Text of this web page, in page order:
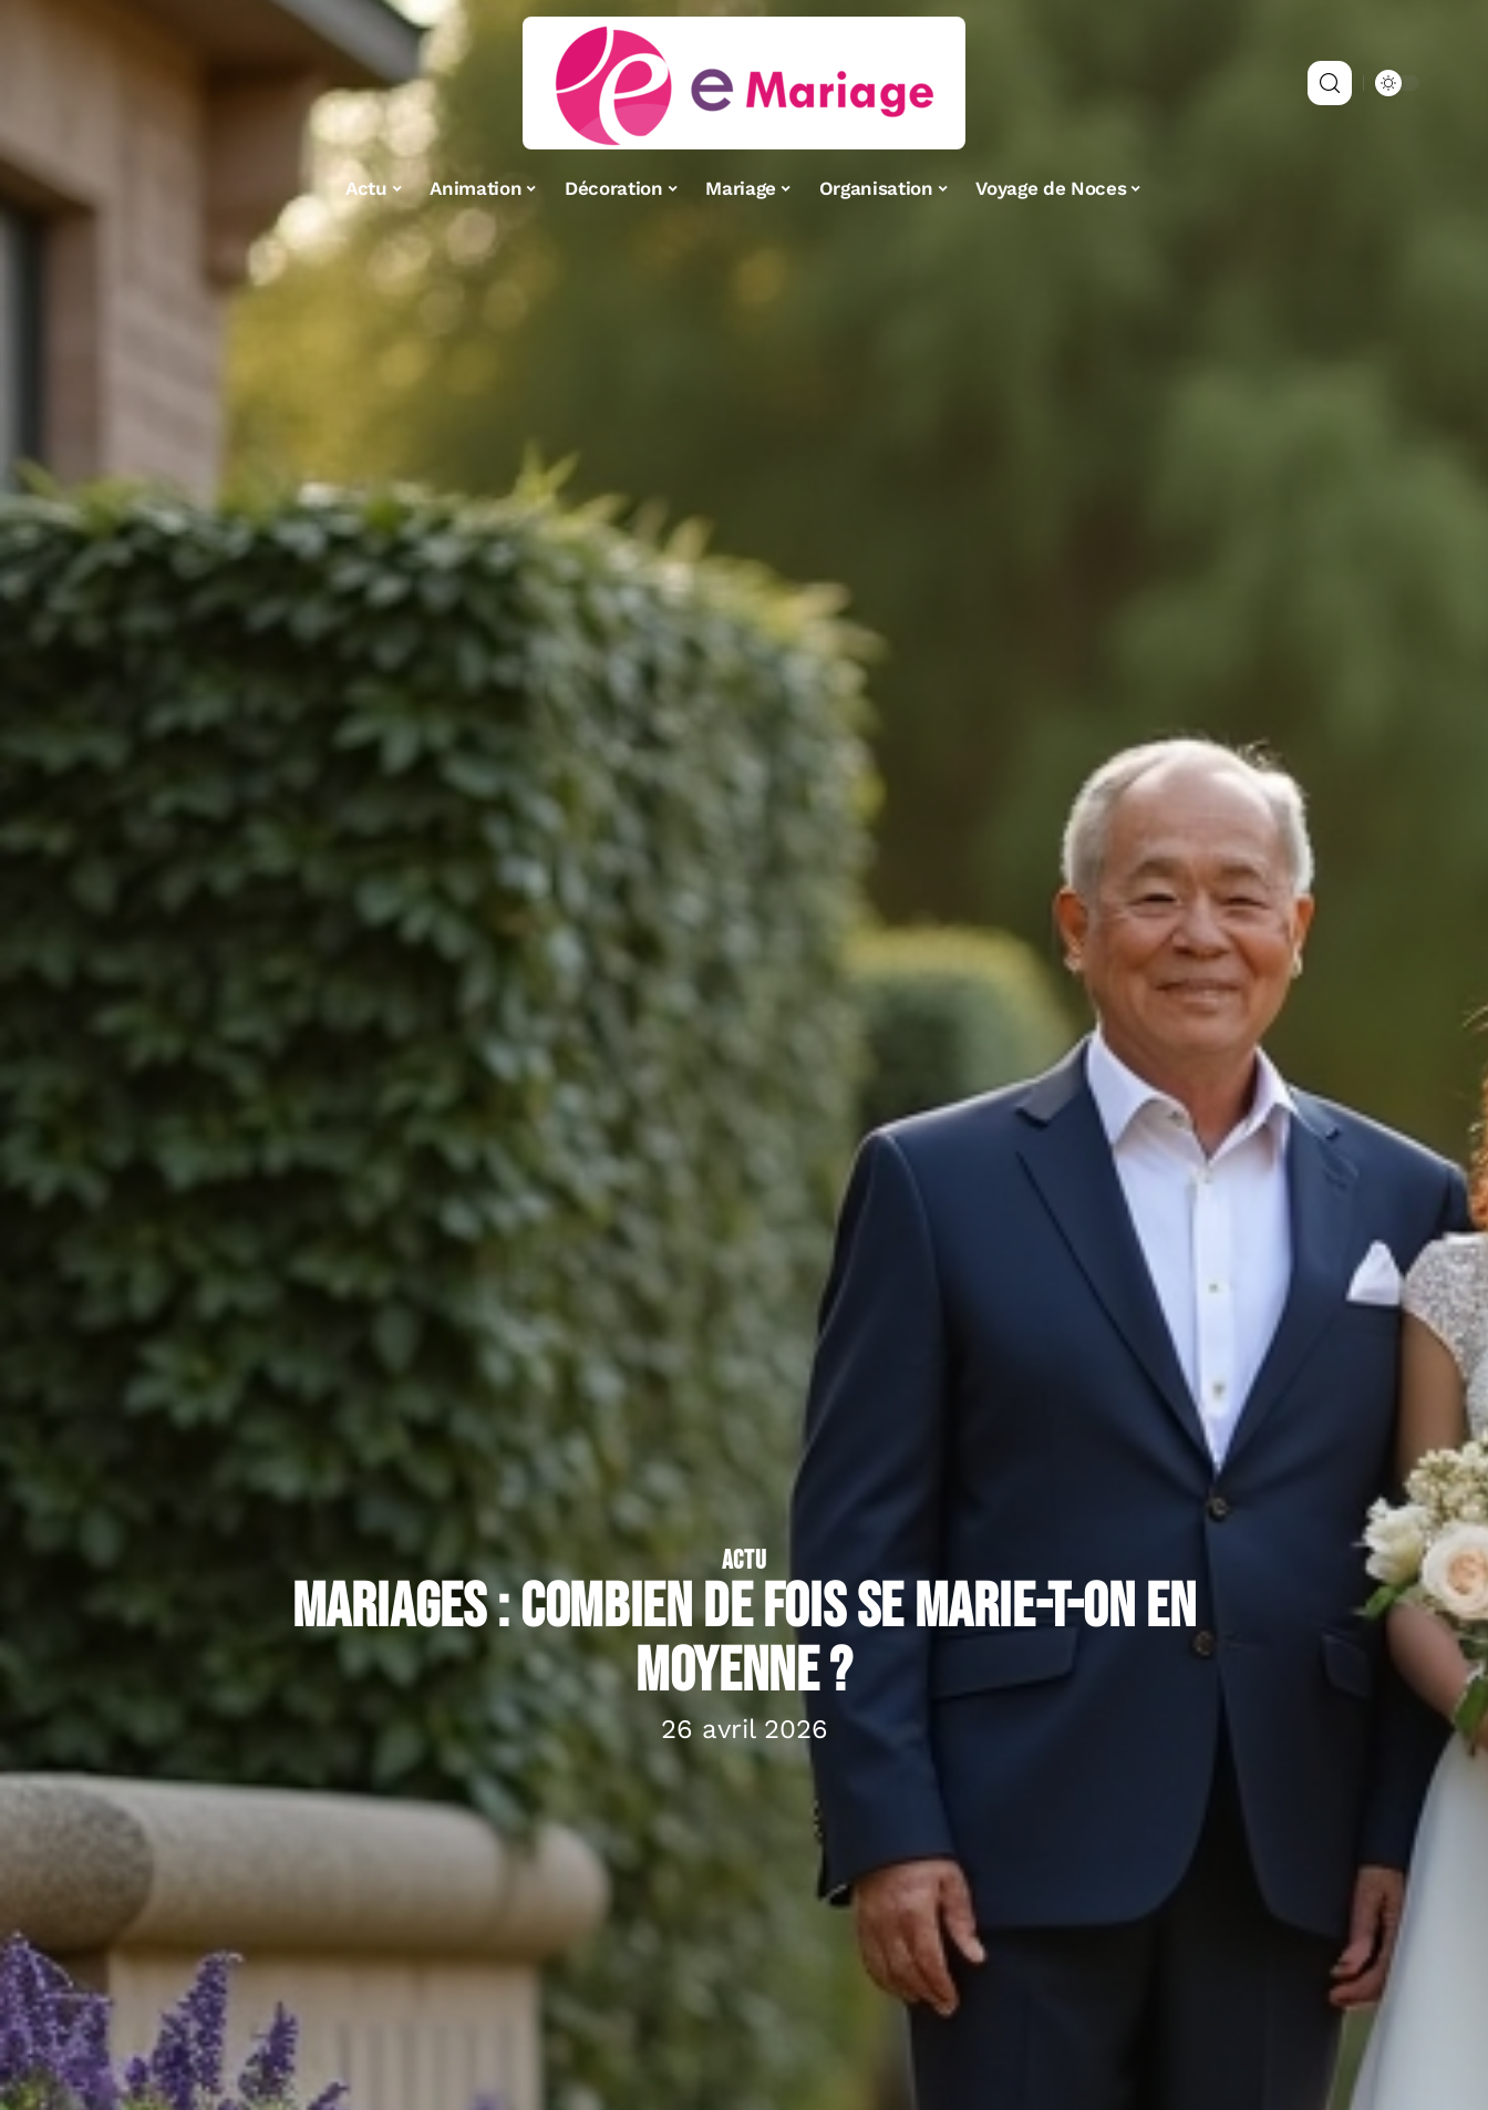
Actu Animation Décoration Mariage Organisation Voyage de Noces
ACTU
Mariages : Combien de fois se marie-t-on en
moyenne ?
26 avril 2026